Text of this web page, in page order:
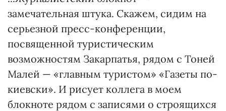
замечательная штука. Скажем, сидим на
серьезной пресс-конференции,
посвященной туристическим
возможностям Закарпатья, рядом с Тоней
Малей — «главным туристом» «Газеты по-
киевски». И рисует коллега в моем
блокноте рядом с записями о строящихся